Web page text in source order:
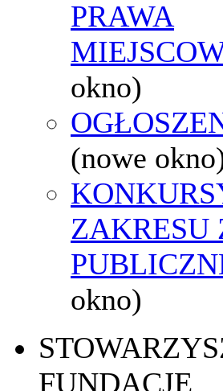
PRAWA
okno)
(nowe
ZAKRESU
okno)
FUNDACJE